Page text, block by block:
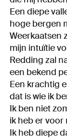
Een diepe
hoge bergen
Weerkaatsen
mijn intuïtie
Redding zal
een bekend
Een krachtig
dat is wie ik
Ik ben niet
ik heb er
Ik heb diepe